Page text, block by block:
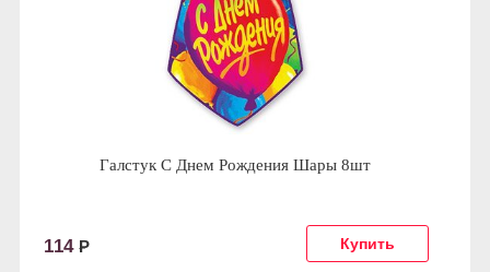
Галстук С Днем Рождения Шары 8шт
114 Р